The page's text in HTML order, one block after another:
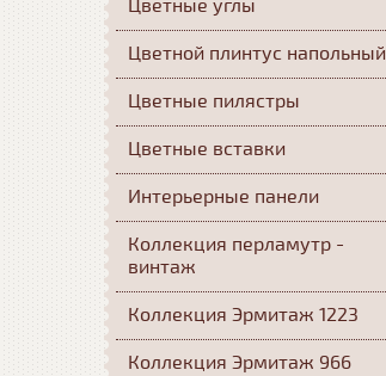
Цветные углы
Цветной плинтус напольный
Цветные пилястры
Цветные вставки
Интерьерные панели
Коллекция перламутр -
винтаж
Коллекция Эрмитаж 1223
Коллекция Эрмитаж 966